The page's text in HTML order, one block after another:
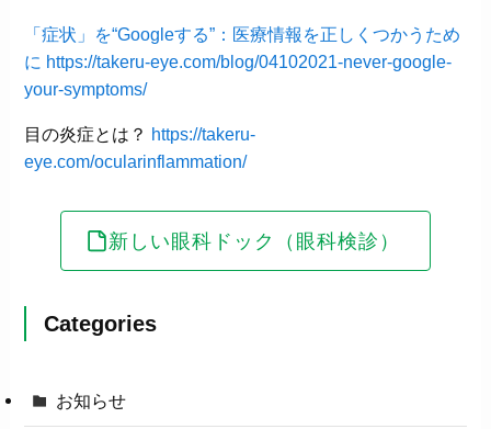
「症状」を“Googleする”：医療情報を正しくつかうため
に https://takeru-eye.com/blog/04102021-never-google-
your-symptoms/
目の炎症とは？ https://takeru-
eye.com/ocularinflammation/
新しい眼科ドック（眼科検診）
Categories
お知らせ